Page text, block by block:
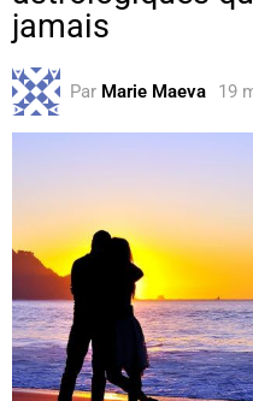
jamais
Par Marie Maeva 19